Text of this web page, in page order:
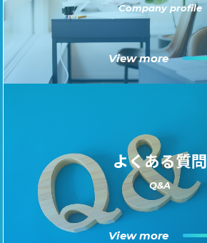
Company profile
View more
よくある質問
Q&A
View more